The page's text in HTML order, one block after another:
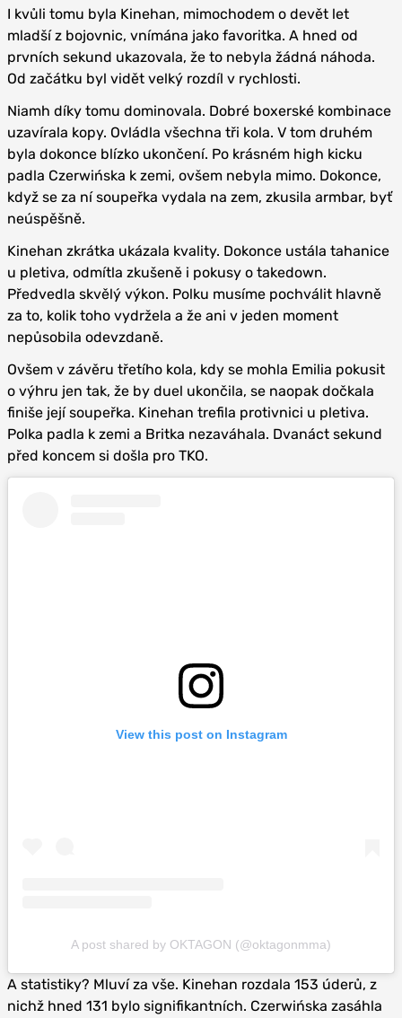
I kvůli tomu byla Kinehan, mimochodem o devět let
mladší z bojovnic, vnímána jako favoritka. A hned od
prvních sekund ukazovala, že to nebyla žádná náhoda.
Od začátku byl vidět velký rozdíl v rychlosti.
Niamh díky tomu dominovala. Dobré boxerské kombinace
uzavírala kopy. Ovládla všechna tři kola. V tom druhém
byla dokonce blízko ukončení. Po krásném high kicku
padla Czerwińska k zemi, ovšem nebyla mimo. Dokonce,
když se za ní soupeřka vydala na zem, zkusila armbar, byť
neúspěšně.
Kinehan zkrátka ukázala kvality. Dokonce ustála tahanice
u pletiva, odmítla zkušeně i pokusy o takedown.
Předvedla skvělý výkon. Polku musíme pochválit hlavně
za to, kolik toho vydržela a že ani v jeden moment
nepůsobila odevzdaně.
Ovšem v závěru třetího kola, kdy se mohla Emilia pokusit
o výhru jen tak, že by duel ukončila, se naopak dočkala
finiše její soupeřka. Kinehan trefila protivnici u pletiva.
Polka padla k zemi a Britka nezaváhala. Dvanáct sekund
před koncem si došla pro TKO.
View this post on Instagram
A post shared by OKTAGON (@oktagonmma)
A statistiky? Mluví za vše. Kinehan rozdala 153 úderů, z
nichž hned 131 bylo signifikantních. Czerwińska zasáhla